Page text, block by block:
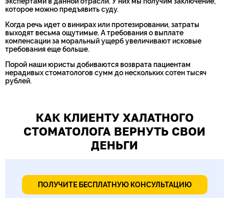
которое можно предъявить суду.
Когда речь идет о винирах или протезировании, затраты
выходят весьма ощутимые. А требования о выплате
компенсации за моральный ущерб увеличивают исковые
требования еще больше.
Порой наши юристы добиваются возврата пациентам
нерадивых стоматологов сумм до нескольких сотен тысяч
рублей.
КАК КЛИЕНТУ ХАЛАТНОГО
СТОМАТОЛОГА ВЕРНУТЬ СВОИ
ДЕНЬГИ
ПОЛУЧИТЕ БЕСПЛАТНУЮ КОНСУЛЬТАЦИЮ